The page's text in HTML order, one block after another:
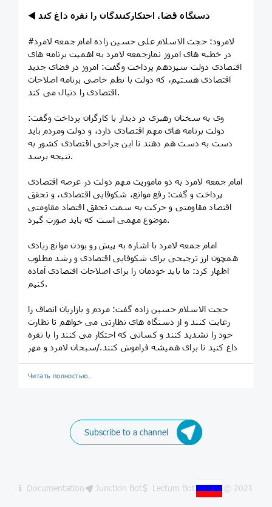
◀️دستگاه قضا، احتکارکنندگان را نقره داغ کند
#لامرود: حجت الاسلام علی حسین زاده امام جمعه لامرد
در خطبه های امروز نمازجمعه لامرد به اهمیت برنامه های
اقتصادی دولت سیزدهم پرداخت وگفت: امروز در فضای جدید
اقتصادی هستیم، که دولت با نظم خاصی برنامه اصلاحات
اقتصادی را دنبال می کند.
وی به سخنان رهبری در دیدار با کارگران پرداخت وگفت:
دولت برنامه های مهم اقتصادی دارد، و دولت ومردم باید
دست به دست هم دهند تا ‌این جراحی اقتصادی کشور به
نتیجه برسد.
امام جمعه لامرد به دو ماموریت مهم دولت در عرصه اقتصادی
پرداخت و گفت: رفع موانع، شکوفایی اقتصادی، و تحقق
اقتصاد مقاومتی و حرکت به سمت تحقق اقتصاد مقاومتی
موضوع مهمی است که باید صورت گیرد.
امام جمعه لامرد با اشاره به پیش رو بودن موانع زیادی
همچون ارز ترجیحی برای شکوفایی اقتصادی و رشد مطلوب
اظهار کرد: ما باید خودمان را برای اصلاحات اقتصادی آماده
کنیم.
حجت الاسلام حسین زاده گفت: مردم و بازاریان انصاف را
رعایت کنند و از دستگاه های نظارتی می خواهم تا نظارت
خود را تشدید کنند و کسانی که احتکار می کنند را با نقره
داغ کنید تا برای همیشه فراموش کنند./سبحان لامرد و مهر
Читать полностью…
Subscribe to a channel
Documentation Junction Bot Lectum Bot © 2021